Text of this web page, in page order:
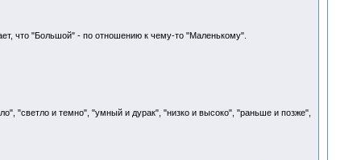
что "Большой" - по отношению к чему-то "Маленькому".
"светло и темно", "умный и дурак", "низко и высоко", "раньше и позже",